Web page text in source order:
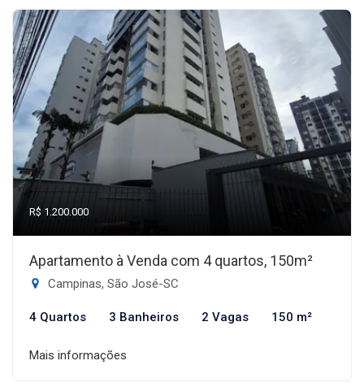
R$ 1.200.000
Apartamento à Venda com 4 quartos, 150m²
Campinas, São José-SC
4 Quartos 3 Banheiros 2 Vagas 150 m²
Mais informações